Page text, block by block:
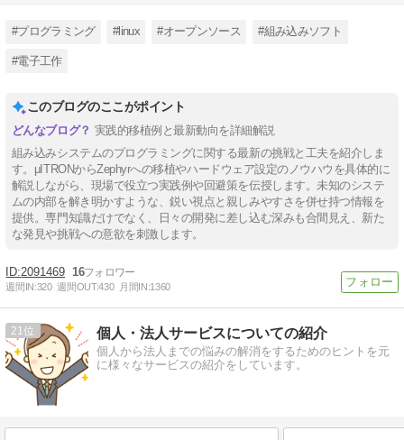
#プログラミング #linux #オープンソース #組み込みソフト
#電子工作
このブログのここがポイント
実践的移植例と最新動向を詳細解説
組み込みシステムのプログラミングに関する最新の挑戦と工夫を紹介しま
す。μITRONからZephyrへの移植やハードウェア設定のノウハウを具体的に
解説しながら、現場で役立つ実践例や回避策を伝授します。未知のシステ
ムの内部を解き明かすような、鋭い視点と親しみやすさを併せ持つ情報を
提供。専門知識だけでなく、日々の開発に差し込む深みも合間見え、新た
な発見や挑戦への意欲を刺激します。
2091469 16
週間IN:320 週間OUT:430 月間IN:1360
21 個人・法人サービスについての紹介
個人から法人までの悩みの解消をするためのヒントを元
に様々なサービスの紹介をしています。